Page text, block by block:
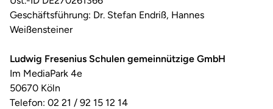
Geschäftsführung: Dr. Stefan Endriß, Hannes
Weißensteiner
Ludwig Fresenius Schulen gemeinnützige GmbH
Im MediaPark 4e
50670 Köln
Telefon: 02 21 / 92 15 12 14